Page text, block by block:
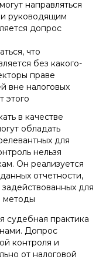
направляться
руководящим
допрос
что
без какого-
праве
вне налоговых
этого
в качестве
обладать
для
нельзя
Он реализуется
отчетности,
для
методы
судебная практика
Допрос
контроля и
от налоговой